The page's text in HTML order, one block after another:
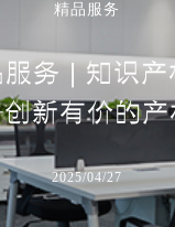
精品服务
服务 | 知识产
新有价的产
2025/04/27
们的专业知识